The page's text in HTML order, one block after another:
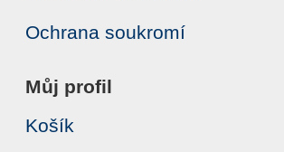
Ochrana soukromí
Můj profil
Košík